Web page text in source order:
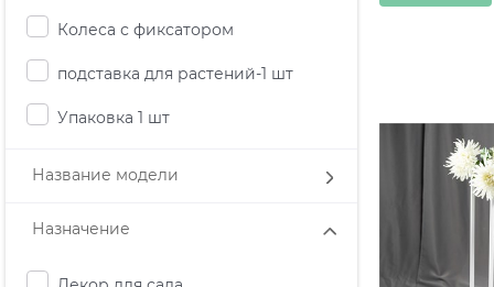
Колеса с фиксатором
подставка для растений-1 шт
Упаковка 1 шт
Название модели
Назначение